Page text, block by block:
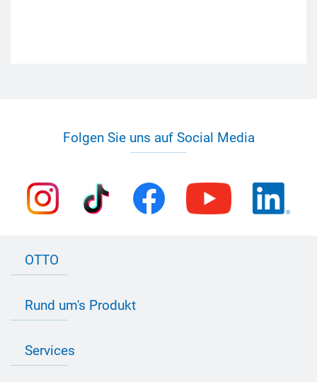
Folgen Sie uns auf Social Media
OTTO
Bau Newsletter
Presse
Rund um's Produkt
Farbvielfalt
Services